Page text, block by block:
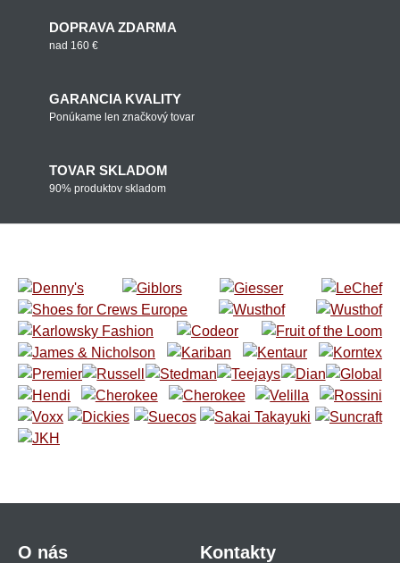
DOPRAVA ZDARMA
nad 160 €
GARANCIA KVALITY
Ponúkame len značkový tovar
TOVAR SKLADOM
90% produktov skladom
O nás Kontakty